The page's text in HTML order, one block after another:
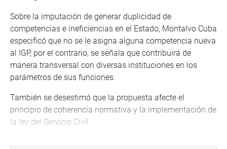
Sobre la imputación de generar duplicidad de
competencias e ineficiencias en el Estado, Montalvo Cuba
especificó que no se le asigna alguna competencia nueva
al IGP, por el contrario, se señala que contribuirá de
manera transversal con diversas instituciones en los
parámetros de sus funciones.
También se desestimó que la propuesta afecte el
principio de coherencia normativa y la implementación de
la ley del Servicio Civil.